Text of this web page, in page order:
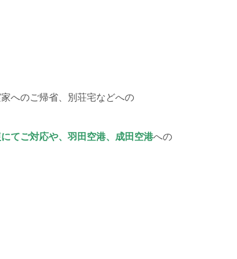
へのご帰省、別荘宅などへの
てご対応や、羽田空港、成田空港への